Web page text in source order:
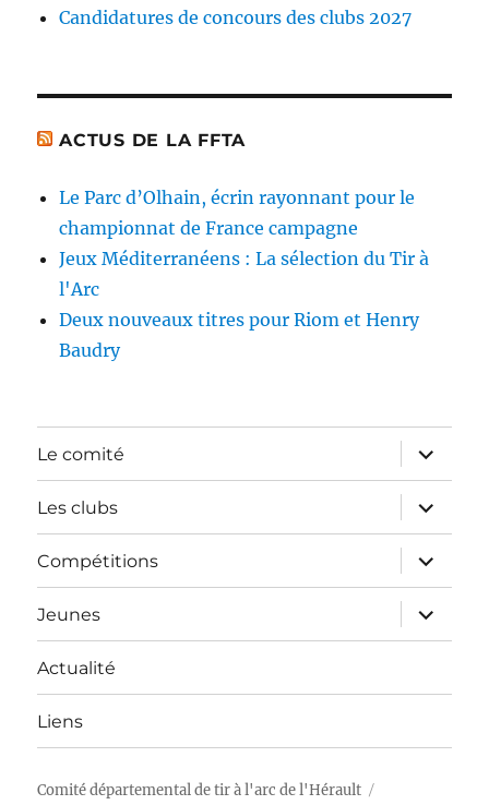
Candidatures de concours des clubs 2027
ACTUS DE LA FFTA
Le Parc d’Olhain, écrin rayonnant pour le
championnat de France campagne
Jeux Méditerranéens : La sélection du Tir à
l'Arc
Deux nouveaux titres pour Riom et Henry
Baudry
Le comité
ouvrir
le
sous-
menu
Les clubs
ouvrir
le
sous-
menu
Compétitions
ouvrir
le
sous-
menu
Jeunes
ouvrir
le
sous-
Actualité
Liens
Comité départemental de tir à l'arc de l'Hérault